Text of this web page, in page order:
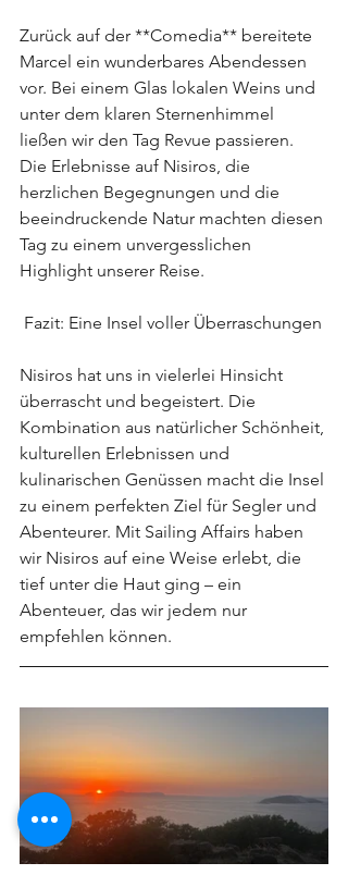
Zurück auf der **Comedia** bereitete
Marcel ein wunderbares Abendessen
vor. Bei einem Glas lokalen Weins und
unter dem klaren Sternenhimmel
ließen wir den Tag Revue passieren.
Die Erlebnisse auf Nisiros, die
herzlichen Begegnungen und die
beeindruckende Natur machten diesen
Tag zu einem unvergesslichen
Highlight unserer Reise.
Fazit: Eine Insel voller Überraschungen
Nisiros hat uns in vielerlei Hinsicht
überrascht und begeistert. Die
Kombination aus natürlicher Schönheit,
kulturellen Erlebnissen und
kulinarischen Genüssen macht die Insel
zu einem perfekten Ziel für Segler und
Abenteurer. Mit Sailing Affairs haben
wir Nisiros auf eine Weise erlebt, die
tief unter die Haut ging – ein
Abenteuer, das wir jedem nur
empfehlen können.